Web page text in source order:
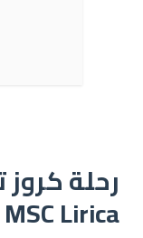
رحلة كروز
MSC Lirica